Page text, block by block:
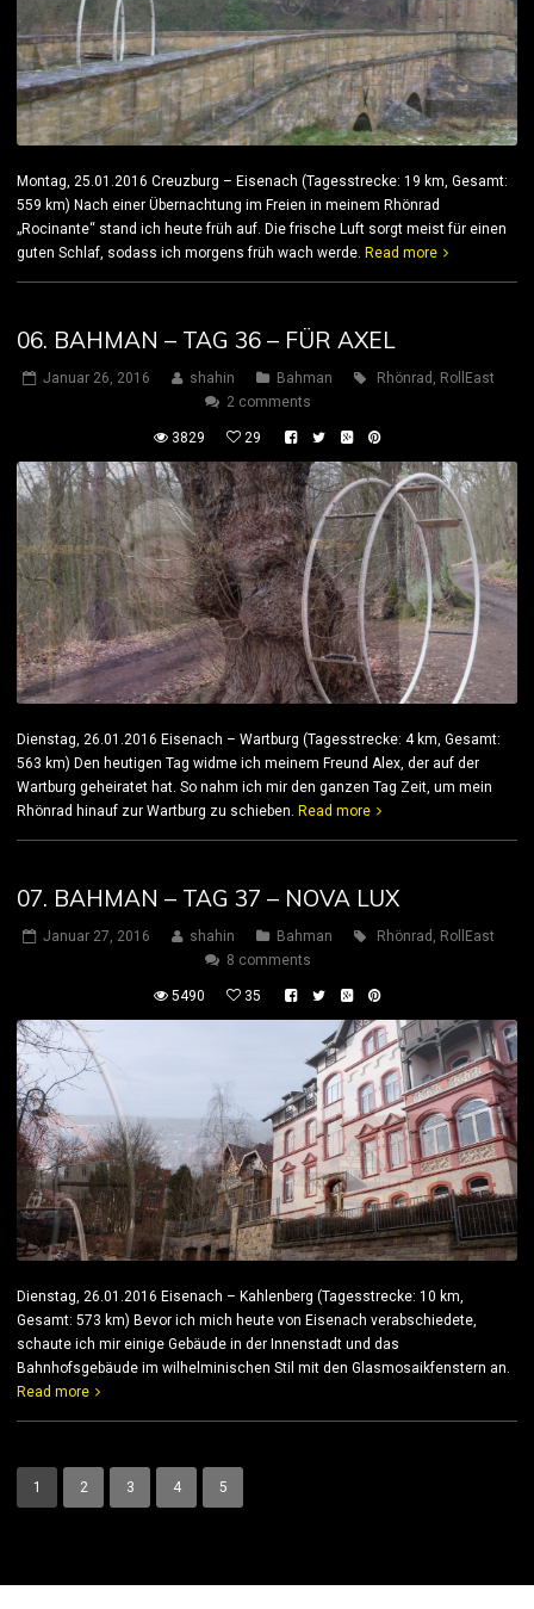
Montag, 25.01.2016 Creuzburg – Eisenach (Tagesstrecke: 19 km, Gesamt:
559 km) Nach einer Übernachtung im Freien in meinem Rhönrad
„Rocinante“ stand ich heute früh auf. Die frische Luft sorgt meist für einen
guten Schlaf, sodass ich morgens früh wach werde. Read more
06. BAHMAN – TAG 36 – FÜR AXEL
Januar 26, 2016 shahin Bahman Rhönrad , RollEast
2 comments
3829 29
Dienstag, 26.01.2016 Eisenach – Wartburg (Tagesstrecke: 4 km, Gesamt:
563 km) Den heutigen Tag widme ich meinem Freund Alex, der auf der
Wartburg geheiratet hat. So nahm ich mir den ganzen Tag Zeit, um mein
Rhönrad hinauf zur Wartburg zu schieben. Read more
07. BAHMAN – TAG 37 – NOVA LUX
Januar 27, 2016 shahin Bahman Rhönrad
RollEast
8 comments
5490 35
Dienstag, 26.01.2016 Eisenach – Kahlenberg (Tagesstrecke: 10 km,
Gesamt: 573 km) Bevor ich mich heute von Eisenach verabschiedete,
schaute ich mir einige Gebäude in der Innenstadt und das
Bahnhofsgebäude im wilhelminischen Stil mit den Glasmosaikfenstern an.
Read more
1 2 3 4 5